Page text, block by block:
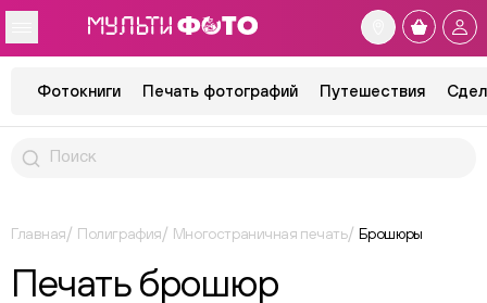
Фотокниги Печать фотографий Путешествия
Главная Полиграфия Многостраничная печать Брошюры
Печать брошюр